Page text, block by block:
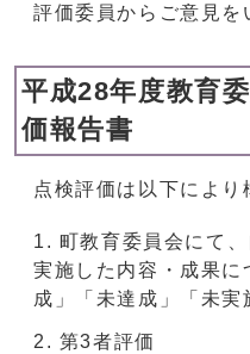
評価委員からご意見を
平成28年度教育
価報告書
点検評価は以下により
町教育委員会にて
実施した内容・成果に
成」「未達成」「未
第3者評価